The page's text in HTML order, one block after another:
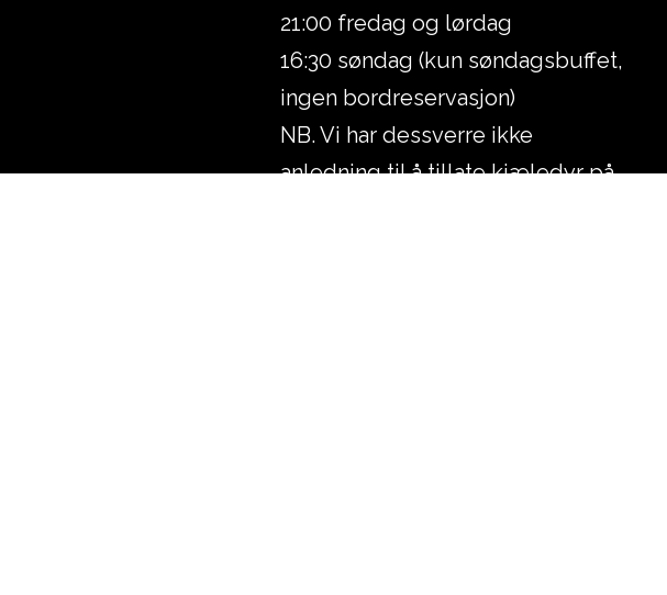
21:00 fredag og lørdag
16:30 søndag (kun søndagsbuffet,
ingen bordreservasjon)
NB. Vi har dessverre ikke
anledning til å tillate kjæledyr på